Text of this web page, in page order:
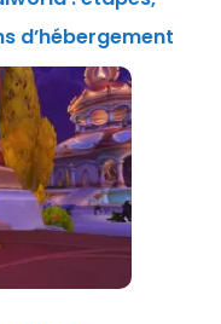
d’hébergement